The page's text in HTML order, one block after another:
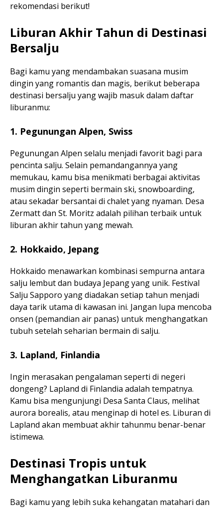
rekomendasi berikut!
Liburan Akhir Tahun di Destinasi
Bersalju
Bagi kamu yang mendambakan suasana musim
dingin yang romantis dan magis, berikut beberapa
destinasi bersalju yang wajib masuk dalam daftar
liburanmu:
1. Pegunungan Alpen, Swiss
Pegunungan Alpen selalu menjadi favorit bagi para
pencinta salju. Selain pemandangannya yang
memukau, kamu bisa menikmati berbagai aktivitas
musim dingin seperti bermain ski, snowboarding,
atau sekadar bersantai di chalet yang nyaman. Desa
Zermatt dan St. Moritz adalah pilihan terbaik untuk
liburan akhir tahun yang mewah.
2. Hokkaido, Jepang
Hokkaido menawarkan kombinasi sempurna antara
salju lembut dan budaya Jepang yang unik. Festival
Salju Sapporo yang diadakan setiap tahun menjadi
daya tarik utama di kawasan ini. Jangan lupa mencoba
onsen (pemandian air panas) untuk menghangatkan
tubuh setelah seharian bermain di salju.
3. Lapland, Finlandia
Ingin merasakan pengalaman seperti di negeri
dongeng? Lapland di Finlandia adalah tempatnya.
Kamu bisa mengunjungi Desa Santa Claus, melihat
aurora borealis, atau menginap di hotel es. Liburan di
Lapland akan membuat akhir tahunmu benar-benar
istimewa.
Destinasi Tropis untuk
Menghangatkan Liburanmu
Bagi kamu yang lebih suka kehangatan matahari dan